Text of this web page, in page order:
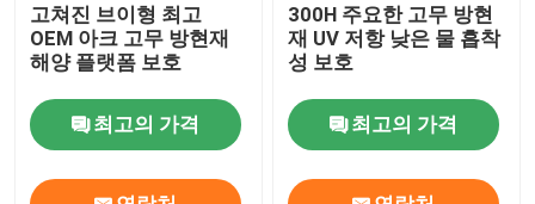
고쳐진 브이형 최고
OEM 아크 고무 방현재
해양 플랫폼 보호
최고의 가격
300H 주요한 고무 방현
재 UV 저항 낮은 물 흡착
성 보호
최고의 가격